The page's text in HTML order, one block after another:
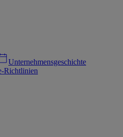
Unternehmensgeschichte
Richtlinien